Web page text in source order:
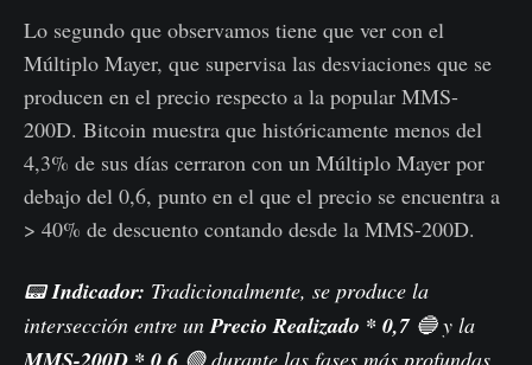
Lo segundo que observamos tiene que ver con el
Múltiplo Mayer, que supervisa las desviaciones que se
producen en el precio respecto a la popular MMS-
200D. Bitcoin muestra que históricamente menos del
4,3% de sus días cerraron con un Múltiplo Mayer por
debajo del 0,6, punto en el que el precio se encuentra a
> 40% de descuento contando desde la MMS-200D.
📟Indicador: Tradicionalmente, se produce la
intersección entre un Precio Realizado * 0,7🔵 y la
🟢 durante las fases más profundas